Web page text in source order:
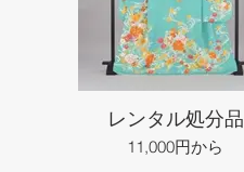
レンタル処分品
11,000円から